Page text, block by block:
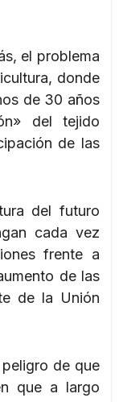
el problema
donde
de 30 años
del tejido
de las
del futuro
cada vez
frente a
de las
de la Unión
de que
que a largo